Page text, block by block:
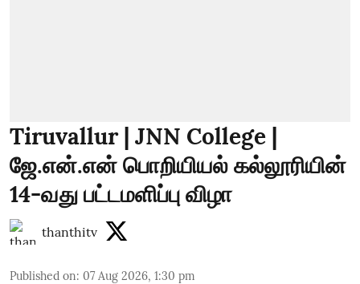
Tiruvallur | JNN College |
ஜே.என்.என் பொறியியல் கல்லூரியின்
14-வது பட்டமளிப்பு விழா
thanthitv
Published on: 07 Aug 2026, 1:30 pm